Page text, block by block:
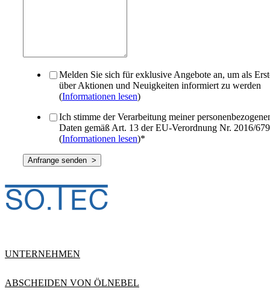
Melden Sie sich für exklusive Angebote an, um als
über Aktionen und Neuigkeiten informiert zu werden
(Informationen lesen)
Ich stimme der Verarbeitung meiner
Daten gemäß Art. 13 der EU-Verordnung Nr. 2016/679
(Informationen lesen)*
UNTERNEHMEN
ABSCHEIDEN VON ÖLNEBEL